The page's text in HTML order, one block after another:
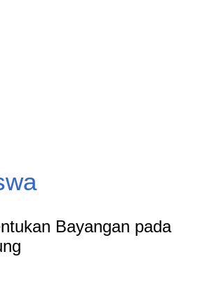
Bayangan pada